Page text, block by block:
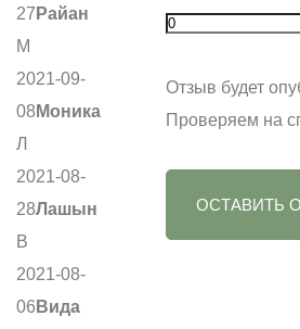
27 Райан
М
2021-09-
08 Моника
Л
2021-08-
28Лашын
В
2021-08-
06 Вида
Отзыв будет
Проверяем на
ОСТАВИТЬ